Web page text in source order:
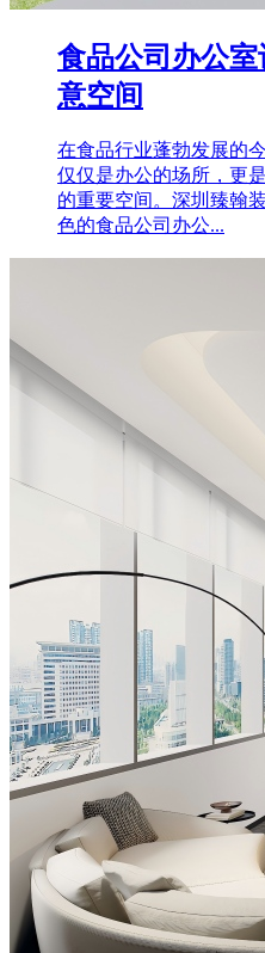
食品公司办公
意空间
在食品行业蓬勃发展的
仅仅是办公的场所，更
的重要空间。深圳臻翰
色的食品公司办公...